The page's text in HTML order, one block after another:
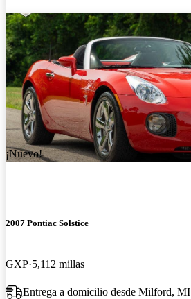
¡Nuevo!
2007 Pontiac Solstice
GXP 5,112 millas
Entrega a domicilio desde Milford, MI